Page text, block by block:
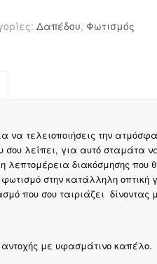
Δαπέδου, Φωτισμός
τελειοποιήσεις την
σου λείπει, για αυτό σταμάτα
λεπτομέρεια διακόσμησης
στην κατάλληλη οπτική
που σου ταιριάζει δίνοντας
με υφασμάτινο καπέλο.